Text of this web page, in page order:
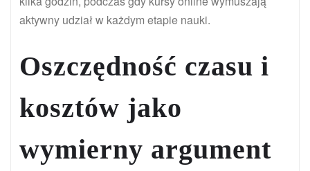
aktywny udział w każdym etapie nauki.
Oszczędność czasu i
kosztów jako
wymierny argument